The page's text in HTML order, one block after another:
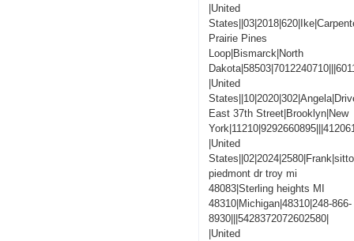
|United
Prairie Pines
Loop|Bismarck|North
|United
East 37th Street|Brooklyn|New
|United
piedmont dr troy mi
48083|Sterling heights MI
48310|Michigan|48310|248-866-
8930|||5428372072602580|
|United